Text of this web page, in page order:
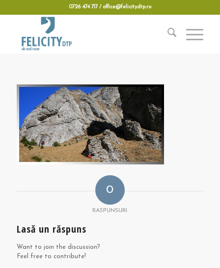
0726 474 717 / office@felicitydtp.ro
0
RASPUNSURI
Lasă un răspuns
Want to join the discussion?
Feel free to contribute!